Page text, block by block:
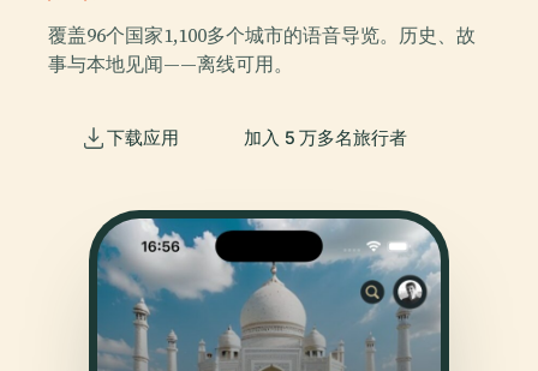
覆盖96个国家1,100多个城市的语音导览。历史、故
事与本地见闻——离线可用。
下载应用 加入 5 万多名旅行者